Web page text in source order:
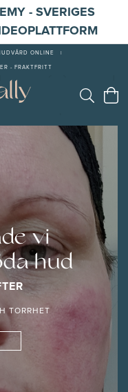
- SVERIGES
ONLINE
- FRAKTFRITT
vi
hud
TORRHET